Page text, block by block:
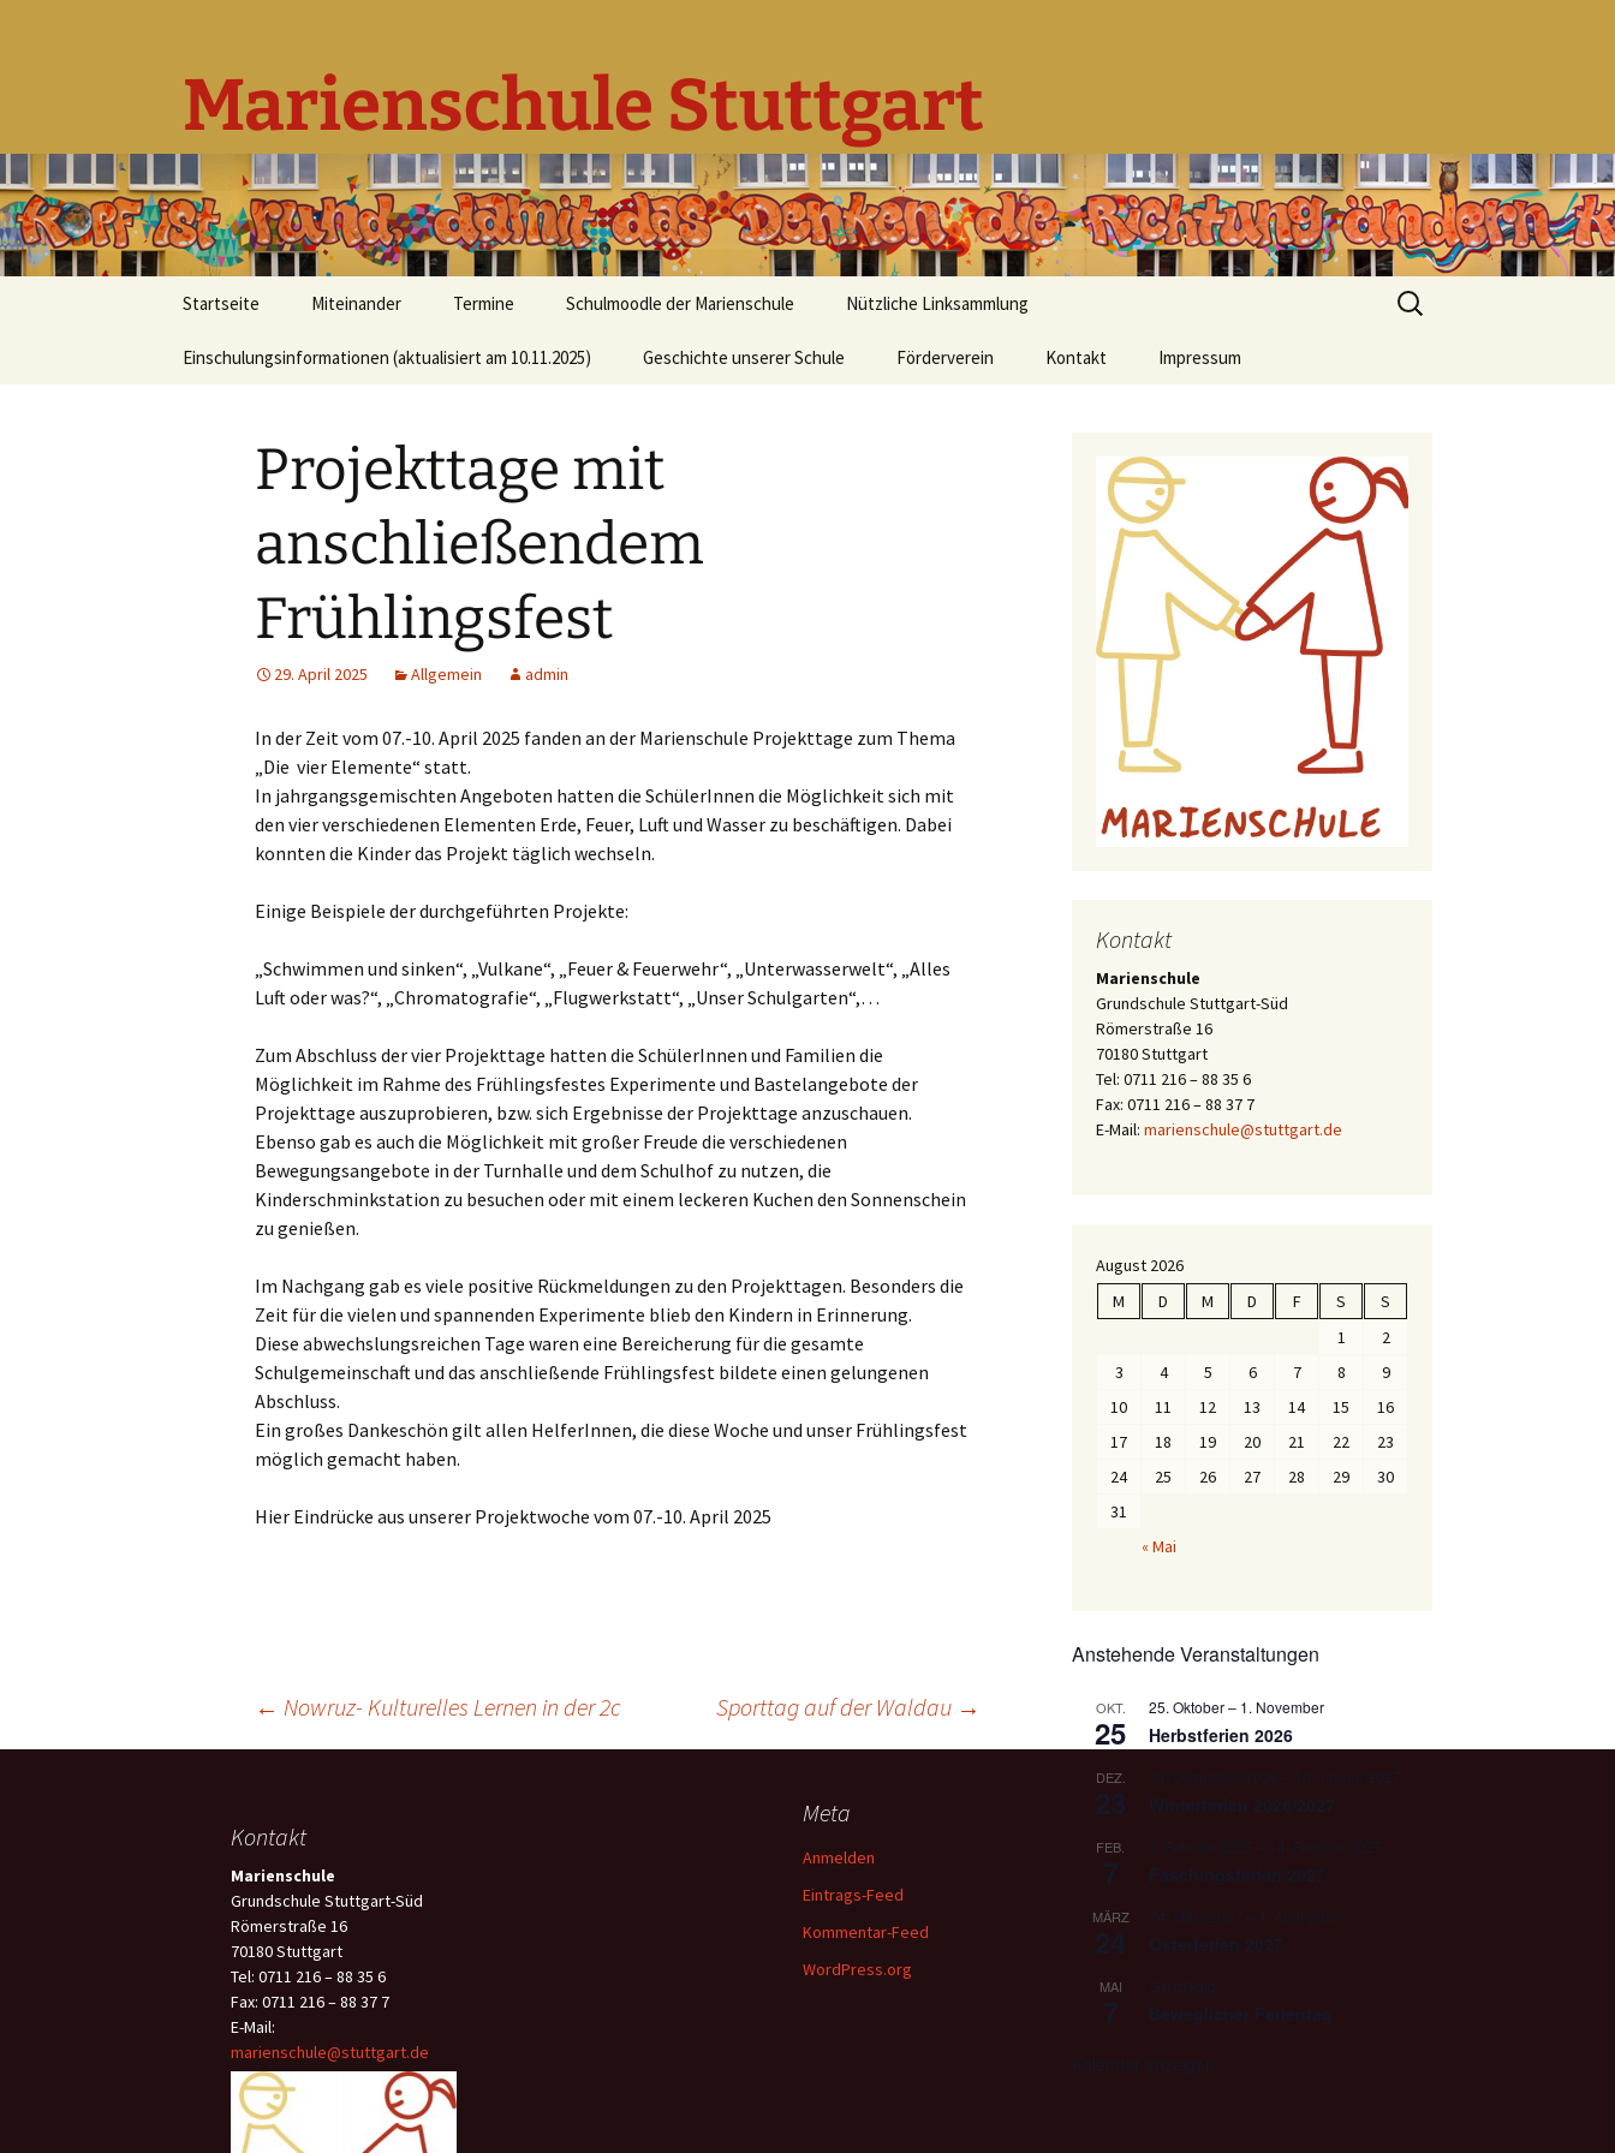
Marienschule Stuttgart
springen
Startseite Miteinander
Grundlegendes
Leitbild
Unser Team
Träger
Schulsozialarbeit und
Projekt Süd² an der
Marienschule
Unsere Partner
Pädagogischer Verbund
Süd
Eltern
Termine Schulmoodle der Marienschule Nützliche Linksammlung
Einschulungsinformationen (aktualisiert am 10.11.2025) Geschichte unserer Schule Förderverein Kontakt Impressum
Urheberrecht
Haftungsausschluss
Suchen
nach:
Projekttage mit
anschließendem
Frühlingsfest
29. April 2025 Allgemein admin
In der Zeit vom 07.-10. April 2025 fanden an der Marienschule Projekttage zum Thema
„Die vier Elemente“ statt.
In jahrgangsgemischten Angeboten hatten die SchülerInnen die Möglichkeit sich mit
den vier verschiedenen Elementen Erde, Feuer, Luft und Wasser zu beschäftigen. Dabei
konnten die Kinder das Projekt täglich wechseln.
Einige Beispiele der durchgeführten Projekte:
„Schwimmen und sinken“, „Vulkane“, „Feuer & Feuerwehr“, „Unterwasserwelt“, „Alles
Luft oder was?“, „Chromatografie“, „Flugwerkstatt“, „Unser Schulgarten“,…
Zum Abschluss der vier Projekttage hatten die SchülerInnen und Familien die
Möglichkeit im Rahme des Frühlingsfestes Experimente und Bastelangebote der
Projekttage auszuprobieren, bzw. sich Ergebnisse der Projekttage anzuschauen.
Ebenso gab es auch die Möglichkeit mit großer Freude die verschiedenen
Bewegungsangebote in der Turnhalle und dem Schulhof zu nutzen, die
Kinderschminkstation zu besuchen oder mit einem leckeren Kuchen den Sonnenschein
zu genießen.
Im Nachgang gab es viele positive Rückmeldungen zu den Projekttagen. Besonders die
Zeit für die vielen und spannenden Experimente blieb den Kindern in Erinnerung.
Diese abwechslungsreichen Tage waren eine Bereicherung für die gesamte
Schulgemeinschaft und das anschließende Frühlingsfest bildete einen gelungenen
Abschluss.
Ein großes Dankeschön gilt allen HelferInnen, die diese Woche und unser Frühlingsfest
möglich gemacht haben.
Hier Eindrücke aus unserer Projektwoche vom 07.-10. April 2025
Beitragsnavigation
← Nowruz- Kulturelles Lernen in der 2c Sporttag auf der Waldau →
Kontakt
Marienschule
Grundschule Stuttgart-Süd
Römerstraße 16
70180 Stuttgart
Tel: 0711 216 – 88 35 6
Fax: 0711 216 – 88 37 7
E-Mail: marienschule@stuttgart.de
August 2026
M
D M D F S
S
1
2
3
4 5 6 7 8
9
10
11 12 13 14 15
16
17
18 19 20 21 22
23
24
25 26 27 28 29
30
31
« Mai
Anstehende Veranstaltungen
OKT.
25
25. Oktober– 1. November
Herbstferien 2026
DEZ.
23
10. Januar 2027
Winterferien 2026/2027
FEB.
7
7. Februar 2027 14. Februar 2027
Faschingsferien 2027
MÄRZ
24
24. März 2027 4. April 2027
Osterferien 2027
MAI
7 Beweglicher Ferientag
Kalender anzeigen
Kontakt
Marienschule
Grundschule Stuttgart-Süd
Römerstraße 16
70180 Stuttgart
Tel: 0711 216 – 88 35 6
Fax: 0711 216 – 88 37 7
E-Mail:
marienschule@stuttgart.de
Meta
Anmelden
Eintrags-Feed
Kommentar-Feed
WordPress.org